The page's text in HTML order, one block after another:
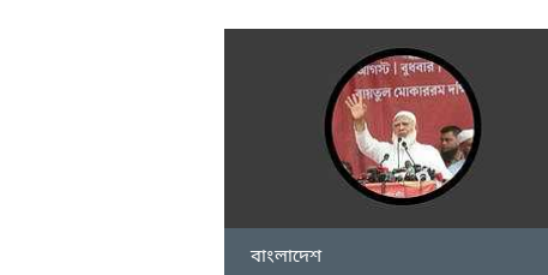
বাংলাদেশ